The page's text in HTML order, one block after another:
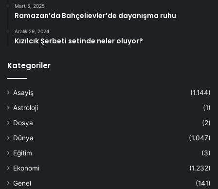
Mart 5, 2025
Ramazan’da Bahçelievler’de dayanışma ruhu
Aralık 29, 2024
Kızılcık Şerbeti setinde neler oluyor?
Kategoriler
Asayiş
(1.144)
Astroloji
(1)
Dosya
(2)
Dünya
(1.047)
Eğitim
(3)
Ekonomi
(1.232)
Genel
(141)